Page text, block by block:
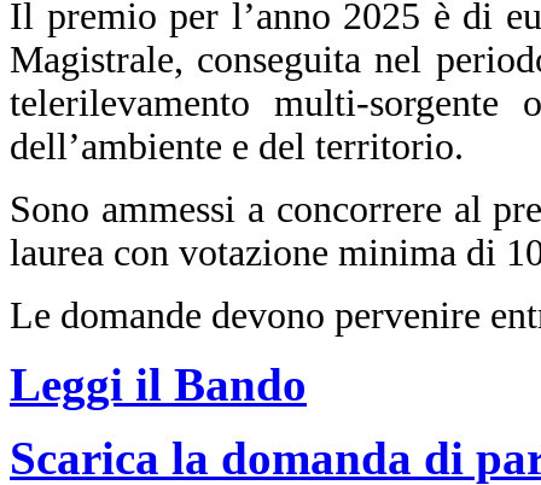
Il premio per l’anno 2025 è di
Magistrale, conseguita nel
telerilevamento multi-
dell’ambiente e del territorio.
Sono ammessi a concorrere al
laurea con votazione minima di
Le domande devono pervenire
Leggi il Bando
Scarica la domanda di